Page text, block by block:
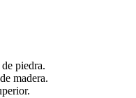
piedra.
madera.